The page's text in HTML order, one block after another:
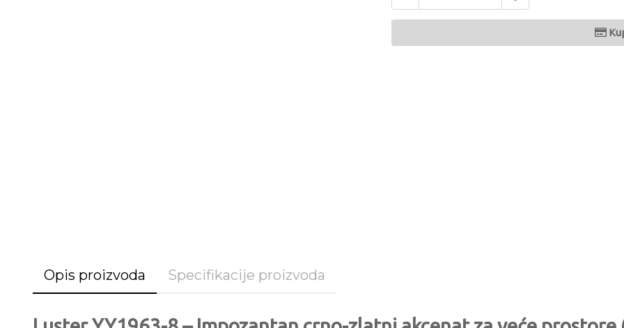
Opis proizvoda Specifikacije proizvoda